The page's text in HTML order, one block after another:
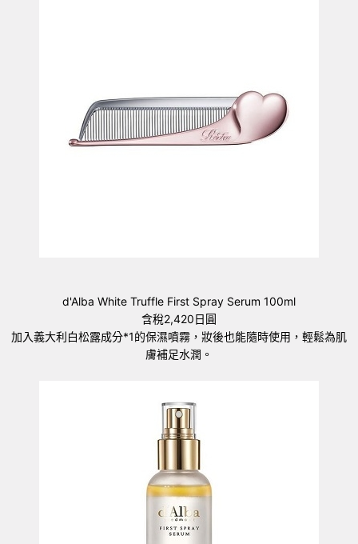
d'Alba White Truffle First Spray Serum 100ml
含稅2,420日圓
加入義大利白松露成分*1的保濕噴霧，妝後也能隨時使用，輕鬆為肌
膚補足水潤。